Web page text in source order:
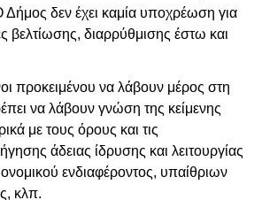
Δήμος δεν έχει καμία υποχρέωση για
βελτίωσης, διαρρύθμισης έστω και
προκειμένου να λάβουν μέρος στη
να λάβουν γνώση της κείμενης
με τους όρους και τις
άδειας ίδρυσης και λειτουργίας
ενδιαφέροντος, υπαίθριων
κλπ.